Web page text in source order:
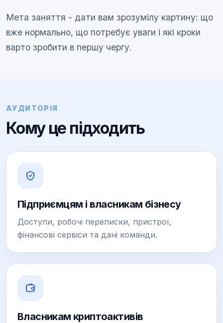
Мета заняття - дати вам зрозумілу картину: що
вже нормально, що потребує уваги і які кроки
варто зробити в першу чергу.
АУДИТОРІЯ
Кому це підходить
Підприємцям і власникам бізнесу
Доступи, робочі переписки, пристрої,
фінансові сервіси та дані команди.
Власникам криптоактивів